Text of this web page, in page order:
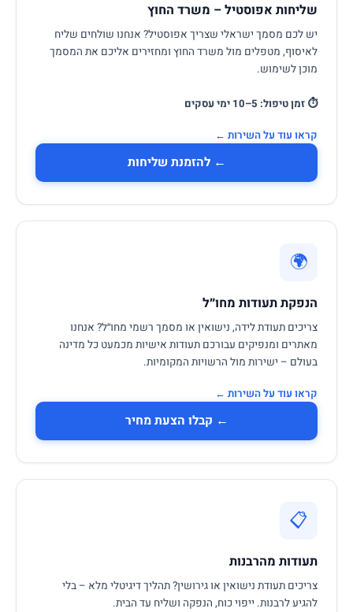
שליחות אפוסטיל – משרד החוץ
יש לכם מסמך ישראלי שצריך אפוסטיל? אנחנו שולחים שליח
לאיסוף, מטפלים מול משרד החוץ ומחזירים אליכם את המסמך
מוכן לשימוש.
⏱ זמן טיפול: 5–10 ימי עסקים
קראו עוד על השירות ←
← להזמנת שליחות
🌍
הנפקת תעודות מחו״ל
צריכים תעודת לידה, נישואין או מסמך רשמי מחו״ל? אנחנו
מאתרים ומנפיקים עבורכם תעודות אישיות מכמעט כל מדינה
בעולם – ישירות מול הרשויות המקומיות.
קראו עוד על השירות ←
← קבלו הצעת מחיר
📋
תעודות מהרבנות
צריכים תעודת נישואין או גירושין? תהליך דיגיטלי מלא – בלי
להגיע לרבנות. ייפוי כוח, הנפקה ושליח עד הבית.